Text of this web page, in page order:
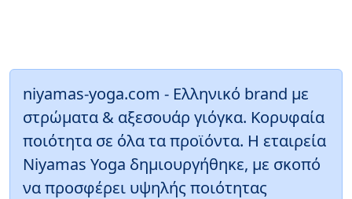
niyamas-yoga.com - Ελληνικό brand με
στρώματα & αξεσουάρ γιόγκα. Κορυφαία
ποιότητα σε όλα τα προϊόντα. Η εταιρεία
Niyamas Yoga δημιουργήθηκε, με σκοπό
να προσφέρει υψηλής ποιότητας